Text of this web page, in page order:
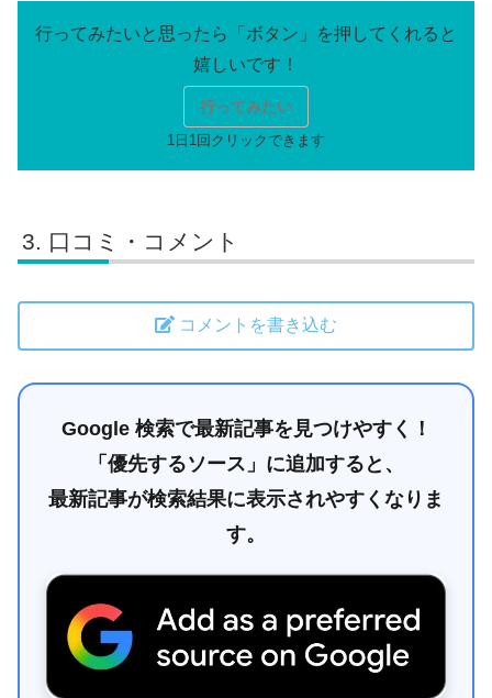
行ってみたい
口コミ・コメント
コメントを書き込む
Google 検索で最新記事を見つけやすく！
「優先するソース」に追加すると、
最新記事が検索結果に表示されやすくなりま
す。